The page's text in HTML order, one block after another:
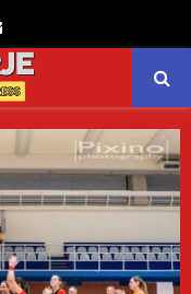
Email